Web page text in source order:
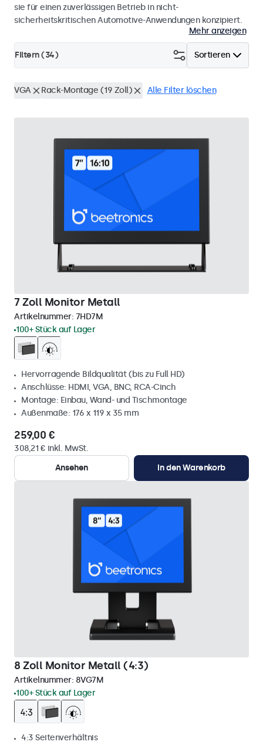
sie für einen zuverlässigen Betrieb in nicht-
sicherheitskritischen Automotive-Anwendungen konzipiert.
Mehr anzeigen
Sortieren
Filtern (34)
VGA Rack-Montage (19 Zoll) Alle Filter löschen
7 Zoll Monitor Metall
Artikelnummer: 7HD7M
100+ Stück auf Lager
Hervorragende Bildqualität (bis zu Full HD)
Anschlüsse: HDMI, VGA, BNC, RCA-Cinch
Montage: Einbau, Wand- und Tischmontage
Außenmaße: 176 x 119 x 35 mm
259,00 €
308,21 € inkl. MwSt.
Ansehen
In den Warenkorb
8 Zoll Monitor Metall (4:3)
Artikelnummer: 8VG7M
100+ Stück auf Lager
4:3 Seitenverhältnis